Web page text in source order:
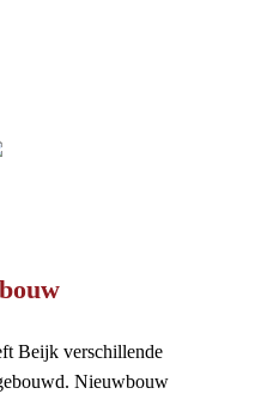
Beijk verschillende
Nieuwbouw